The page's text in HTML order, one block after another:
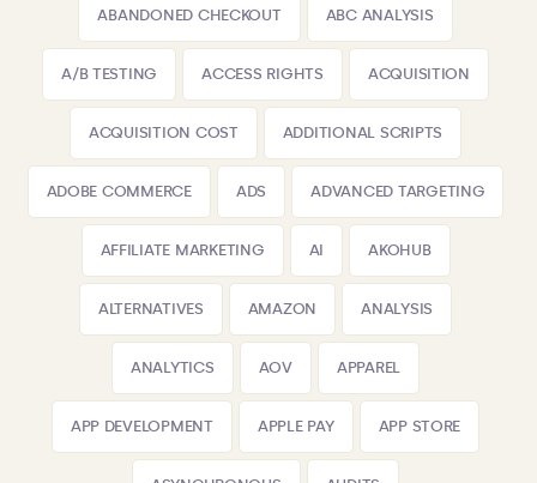
ABANDONED CHECKOUT ABC ANALYSIS
A/B TESTING ACCESS RIGHTS ACQUISITION
ACQUISITION COST ADDITIONAL SCRIPTS
ADOBE COMMERCE ADS ADVANCED TARGETING
AFFILIATE MARKETING AI AKOHUB
ALTERNATIVES AMAZON ANALYSIS
ANALYTICS AOV APPAREL
APP DEVELOPMENT APPLE PAY APP STORE